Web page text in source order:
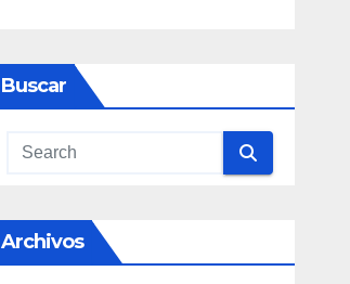
Buscar
Archivos